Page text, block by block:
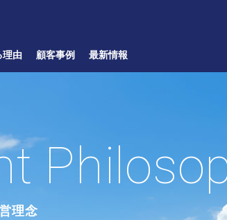
理由 顧客事例 最新情報
理念